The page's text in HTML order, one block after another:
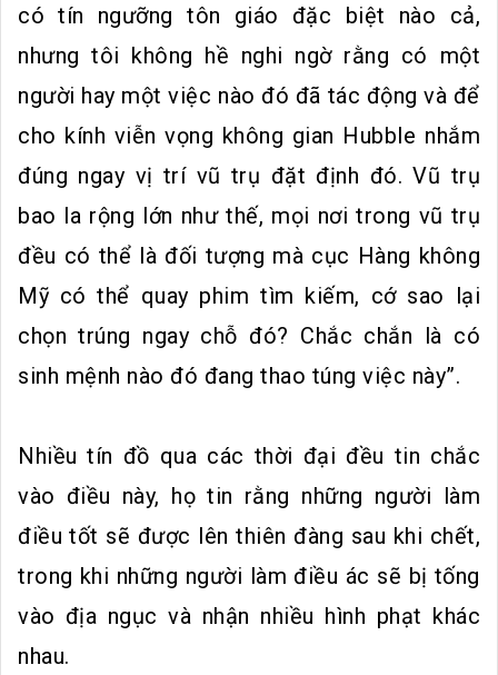
có tín ngưỡng tôn giáo đặc biệt nào cả,
nhưng tôi không hề nghi ngờ rằng có một
người hay một việc nào đó đã tác động và để
cho kính viễn vọng không gian Hubble nhắm
đúng ngay vị trí vũ trụ đặt định đó. Vũ trụ
bao la rộng lớn như thế, mọi nơi trong vũ trụ
đều có thể là đối tượng mà cục Hàng không
Mỹ có thể quay phim tìm kiếm, cớ sao lại
chọn trúng ngay chỗ đó? Chắc chắn là có
sinh mệnh nào đó đang thao túng việc này”.
Nhiều tín đồ qua các thời đại đều tin chắc
vào điều này, họ tin rằng những người làm
điều tốt sẽ được lên thiên đàng sau khi chết,
trong khi những người làm điều ác sẽ bị tống
vào địa ngục và nhận nhiều hình phạt khác
nhau.